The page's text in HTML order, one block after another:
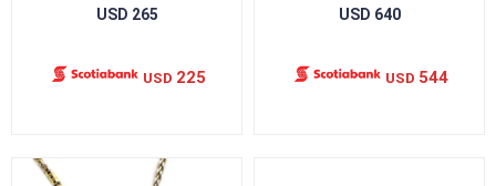
USD 265
USD 225
USD 640
USD 544